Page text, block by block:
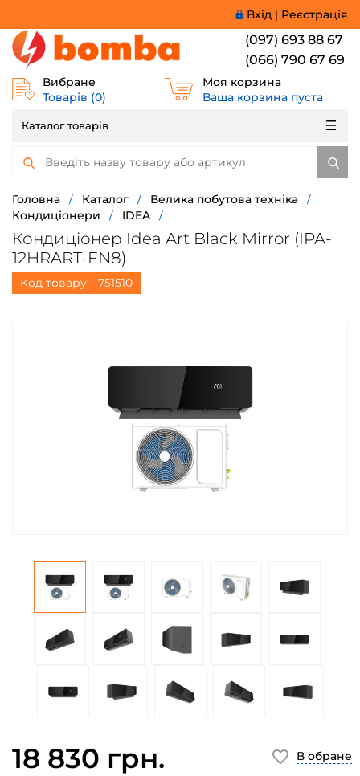
Вхід | Реєстрація
(097) 693 88 67
(066) 790 67 69
Вибране
Товарів (0)
Моя корзина
Ваша корзина пуста
Каталог товарів
Головна / Каталог / Велика побутова техніка
/
Кондиціонери
/ IDEA /
Кондиціонер Idea Art Black Mirror (IPA-
12HRART-FN8)
Код товару: 751510
18 830 грн. В обране